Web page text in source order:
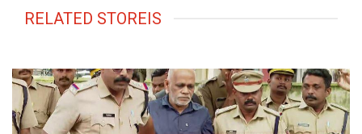
RELATED STOREIS